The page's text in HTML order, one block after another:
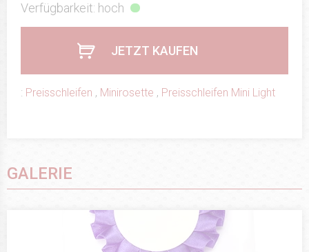
Verfügbarkeit: hoch
JETZT KAUFEN
: Preisschleifen , Minirosette , Preisschleifen Mini Light
GALERIE